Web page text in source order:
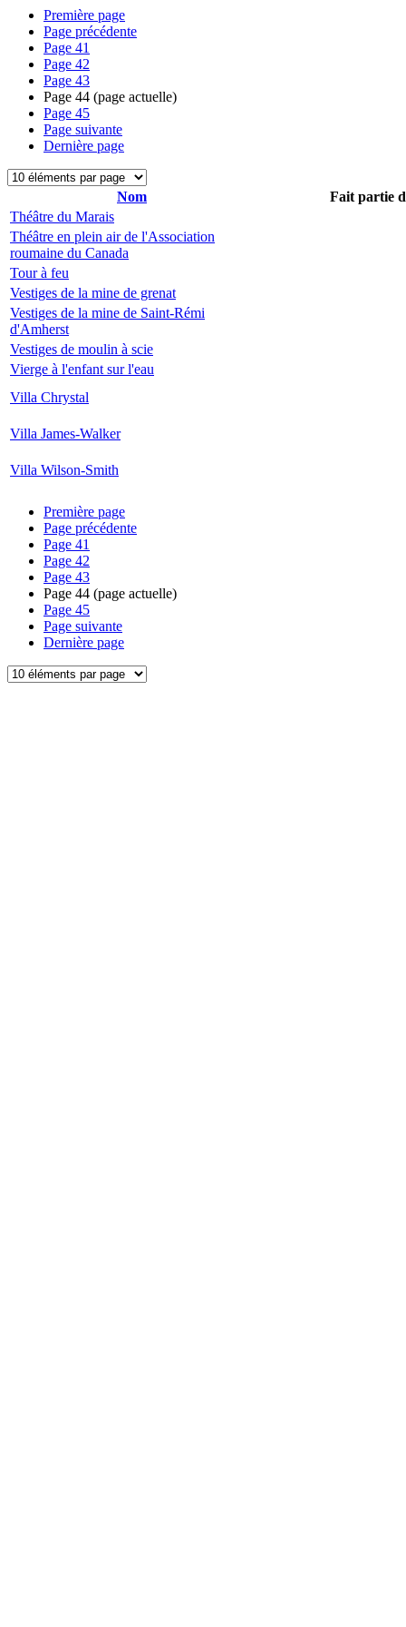
Première page
Page précédente
Page 41
Page 42
Page 43
Page 44 (page actuelle)
Page 45
Page suivante
Dernière page
Nom
Fait partie
Théâtre du Marais
Théâtre en plein air de l'Association
roumaine du Canada
Tour à feu
Vestiges de la mine de grenat
Vestiges de la mine de Saint-Rémi
d'Amherst
Vestiges de moulin à scie
Vierge à l'enfant sur l'eau
Villa Chrystal
Villa James-Walker
Villa Wilson-Smith
Première page
Page précédente
Page 41
Page 42
Page 43
Page 44 (page actuelle)
Page 45
Page suivante
Dernière page